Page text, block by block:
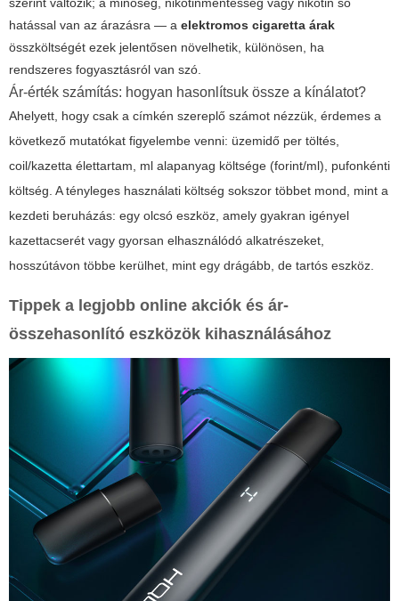
szerint változik; a minőség, nikotinmentesség vagy nikotin só
hatással van az árazásra — a elektromos cigaretta árak
összköltségét ezek jelentősen növelhetik, különösen, ha
rendszeres fogyasztásról van szó.
Ár-érték számítás: hogyan hasonlítsuk össze a kínálatot?
Ahelyett, hogy csak a címkén szereplő számot nézzük, érdemes a
következő mutatókat figyelembe venni: üzemidő per töltés,
coil/kazetta élettartam, ml alapanyag költsége (forint/ml), pufonkénti
költség. A tényleges használati költség sokszor többet mond, mint a
kezdeti beruházás: egy olcsó eszköz, amely gyakran igényel
kazettacserét vagy gyorsan elhasználódó alkatrészeket,
hosszútávon többe kerülhet, mint egy drágább, de tartós eszköz.
Tippek a legjobb online akciók és ár-
összehasonlító eszközök kihasználásához